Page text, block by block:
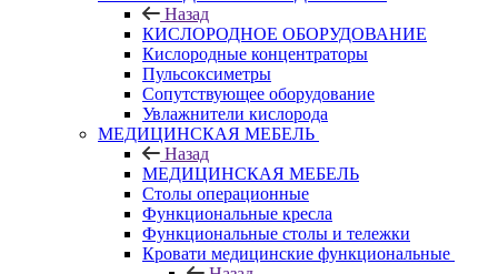
Назад
КИСЛОРОДНОЕ ОБОРУДОВАНИЕ
Кислородные концентраторы
Пульсоксиметры
Сопутствующее оборудование
Увлажнители кислорода
МЕДИЦИНСКАЯ МЕБЕЛЬ
Назад
МЕДИЦИНСКАЯ МЕБЕЛЬ
Столы операционные
Функциональные кресла
Функциональные столы и тележки
Кровати медицинские функциональные